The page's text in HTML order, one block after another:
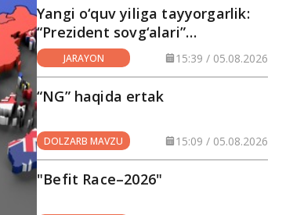
Yangi o‘quv yiliga tayyorgarlik:
“Prezident sovg‘alari”
hududlarga yetkazilmoqda
JARAYON 15:39 / 05.08.2026
“NG” haqida ertak
DOLZARB MAVZU 15:09 / 05.08.2026
"Befit Race–2026"